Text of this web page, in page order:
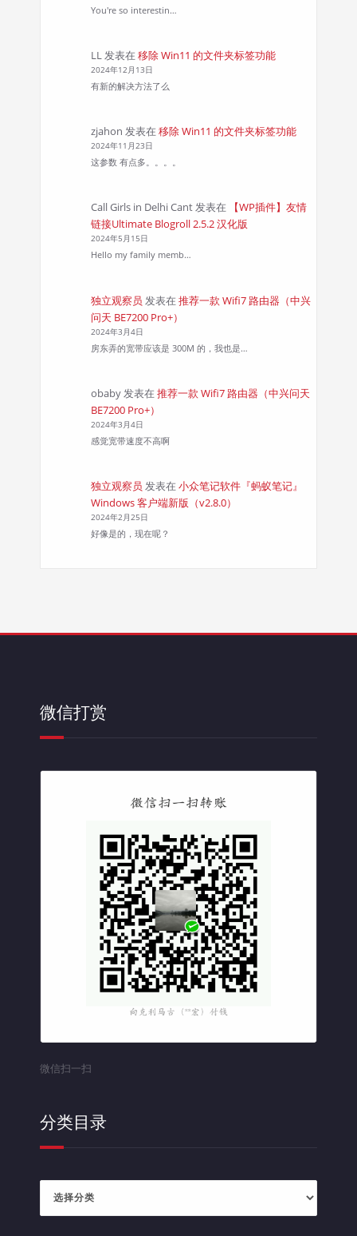
You're so interestin…
LL发表在 移除 Win11 的文件夹标签功能
2024年12月13日
有新的解决方法了么
zjahon 发表在 移除 Win11 的文件夹标签功能
2024年11月23日
这参数 有点多。。。。
Call Girls in Delhi Cant发表在
【WP插件】友情
链接Ultimate Blogroll 2.5.2 汉化版
2024年5月15日
Hello my family memb…
独立观察员 发表在 推荐一款 Wifi7 路由器（中兴
问天 BE7200 Pro+）
2024年3月4日
房东弄的宽带应该是 300M 的，我也是…
obaby发表在 推荐一款 Wifi7 路由器（中兴问天
BE7200 Pro+）
2024年3月4日
感觉宽带速度不高啊
独立观察员 发表在 小众笔记软件『蚂蚁笔记』
Windows 客户端新版（v2.8.0）
2024年2月25日
好像是的，现在呢？
微信打赏
微信扫一扫
分类目录